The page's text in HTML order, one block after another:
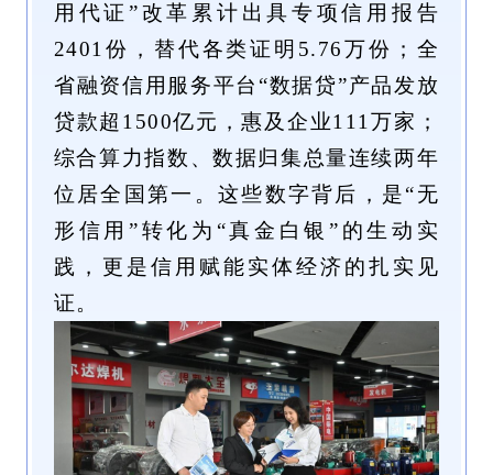
用代证”改革累计出具专项信用报告
2401份，替代各类证明5.76万份；全
省融资信用服务平台“数据贷”产品发放
贷款超1500亿元，惠及企业111万家；
综合算力指数、数据归集总量连续两年
位居全国第一。这些数字背后，是“无
形信用”转化为“真金白银”的生动实
践，更是信用赋能实体经济的扎实见
证。